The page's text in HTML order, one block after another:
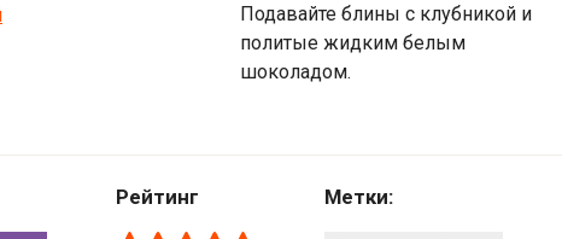
Подавайте блины с клубникой и
политые жидким белым
шоколадом.
Рейтинг Метки: